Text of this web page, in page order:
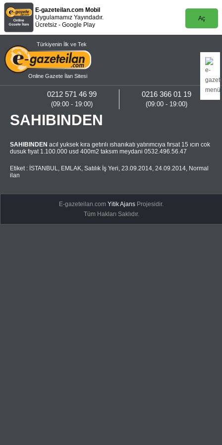
E-gazeteilan.com Mobil
Uygulamamız Yayındadır.
Ücretsiz - Google Play
Aç
Türkiyenin İlk ve Tek
Online Gazete İlan Sitesi
0216 366 01 19
(09:00 - 19:00)
0212 571 46 99
(09:00 - 19:00)
SAHIBINDEN
SAHIBINDEN acıl yuksek kıra getırılı ıshanıkatı yatırımcıya fırsat 15 ıcın cok
dusuk fıyat 1.100.000 usd 400m2 taksım meydani 0532.496.56.47
Etiket : İSTANBUL, EMLAK, Satılık İş Yeri, 23.09.2014, 24.09.2014, Normal
ilan
E-gazeteilan.comYitik Ajans Projesidir.
Tüm Hakları Saklıdır.